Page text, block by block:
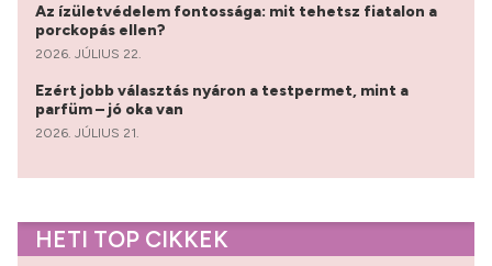
Az ízületvédelem fontossága: mit tehetsz fiatalon a
porckopás ellen?
2026. JÚLIUS 22.
Ezért jobb választás nyáron a testpermet, mint a
parfüm – jó oka van
2026. JÚLIUS 21.
HETI TOP CIKKEK